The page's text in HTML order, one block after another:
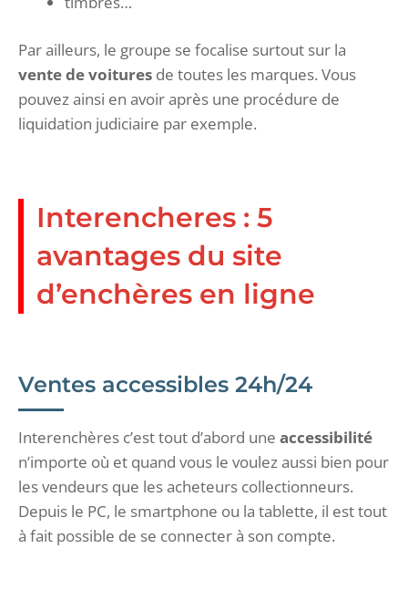
Par ailleurs, le groupe se focalise surtout sur la
vente de voitures de toutes les marques. Vous
pouvez ainsi en avoir après une procédure de
liquidation judiciaire par exemple.
Interencheres : 5
avantages du site
d’enchères en ligne
Ventes accessibles 24h/24
Interenchères c’est tout d’abord une accessibilité
n’importe où et quand vous le voulez aussi bien pour
les vendeurs que les acheteurs collectionneurs.
Depuis le PC, le smartphone ou la tablette, il est tout
à fait possible de se connecter à son compte.